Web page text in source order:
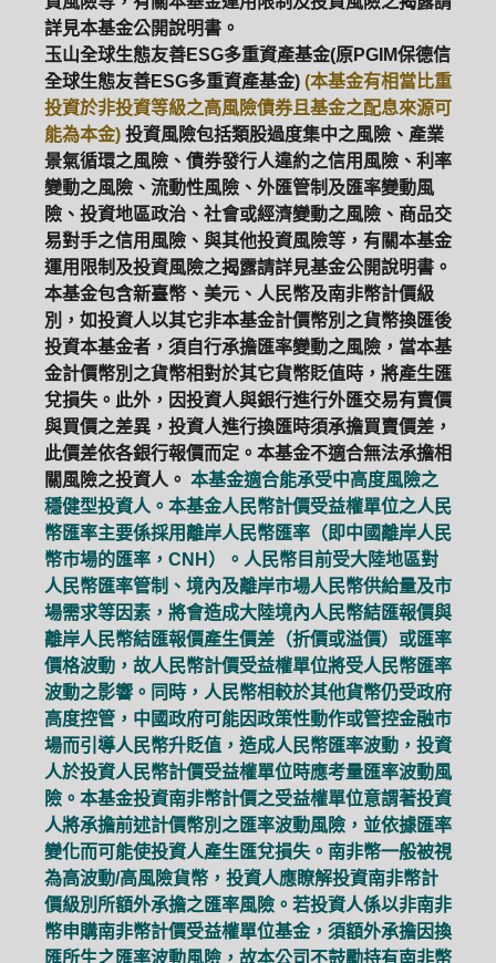
詳見本基金公開說明書。
玉山全球生態友善ESG多重資產基金(原PGIM保德信
全球生態友善ESG多重資產基金) (本基金有相當比重
投資於非投資等級之高風險債券且基金之配息來源可
能為本金) 投資風險包括類股過度集中之風險、產業
景氣循環之風險、債券發行人違約之信用風險、利率
變動之風險、流動性風險、外匯管制及匯率變動風
險、投資地區政治、社會或經濟變動之風險、商品交
易對手之信用風險、與其他投資風險等，有關本基金
運用限制及投資風險之揭露請詳見基金公開說明書。
本基金包含新臺幣、美元、人民幣及南非幣計價級
別，如投資人以其它非本基金計價幣別之貨幣換匯後
投資本基金者，須自行承擔匯率變動之風險，當本基
金計價幣別之貨幣相對於其它貨幣貶值時，將產生匯
兌損失。此外，因投資人與銀行進行外匯交易有賣價
與買價之差異，投資人進行換匯時須承擔買賣價差，
此價差依各銀行報價而定。本基金不適合無法承擔相
關風險之投資人。 本基金適合能承受中高度風險之
穩健型投資人。本基金人民幣計價受益權單位之人民
幣匯率主要係採用離岸人民幣匯率（即中國離岸人民
幣市場的匯率，CNH）。人民幣目前受大陸地區對
人民幣匯率管制、境內及離岸市場人民幣供給量及市
場需求等因素，將會造成大陸境內人民幣結匯報價與
離岸人民幣結匯報價產生價差（折價或溢價）或匯率
價格波動，故人民幣計價受益權單位將受人民幣匯率
波動之影響。同時，人民幣相較於其他貨幣仍受政府
高度控管，中國政府可能因政策性動作或管控金融市
場而引導人民幣升貶值，造成人民幣匯率波動，投資
人於投資人民幣計價受益權單位時應考量匯率波動風
險。本基金投資南非幣計價之受益權單位意謂著投資
人將承擔前述計價幣別之匯率波動風險，並依據匯率
變化而可能使投資人產生匯兌損失。南非幣一般被視
為高波動/高風險貨幣，投資人應瞭解投資南非幣計
價級別所額外承擔之匯率風險。若投資人係以非南非
幣申購南非幣計價受益權單位基金，須額外承擔因換
匯所生之匯率波動風險，故本公司不鼓勵持有南非幣